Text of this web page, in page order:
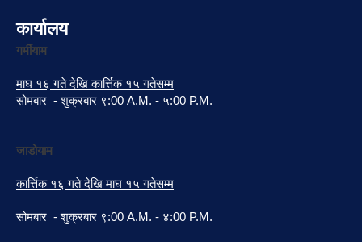
कार्यालय
गर्मीयाम
माघ १६ गते देखि कार्त्तिक १५ गतेसम्म
सोमबार - शुक्रबार ९:00 A.M. - ५:00 P.M.
जाडोयाम
कार्त्तिक १६ गते देखि माघ १५ गतेसम्म
सोमबार - शुक्रबार ९:00 A.M. - ४:00 P.M.